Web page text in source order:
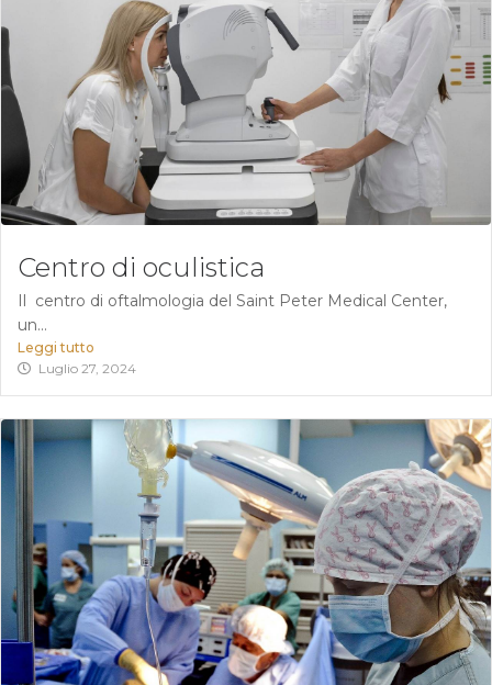
Centro di oculistica
Il centro di oftalmologia del Saint Peter Medical Center,
un...
Leggi tutto
Luglio 27, 2024